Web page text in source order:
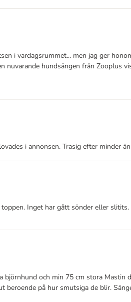
i vardagsrummet... men jag ger
hundsängen från
i annonsen. Trasig efter minder
Inget har gått sönder eller slitits.
och min 75 cm stora
på hur smutsiga de blir.